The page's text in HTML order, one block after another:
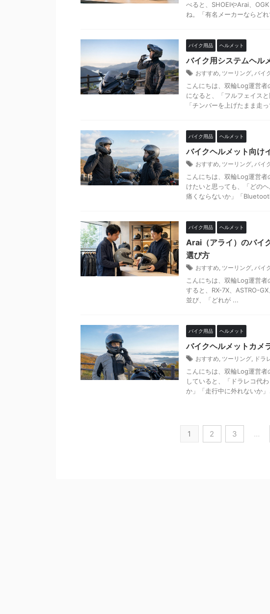
べると、SHOEIやArai、
ね。「有名メーカーならど
バイク用品 ヘルメット
バイク用システムヘル
おすすめ, ツーリング, バイ
こんにちは、双輪Log運営
になると、「フルフェイス
「チンバーを上げたまま走
バイク用品 ヘルメット
バイクヘルメット向け
おすすめ, ツーリング, バイ
こんにちは、双輪Log運営
けたいと思っても、「どの
痛くならないか」「
バイク用品 ヘルメット
Arai（アライ）のバイ
選び方
おすすめ, ツーリング, バイ
こんにちは、双輪Log運営
すると、RX-7X、ASTRO-
並び、「どれが ...
バイク用品 ヘルメット
バイクヘルメットカメ
おすすめ, ツーリング, ドラ
こんにちは、双輪Log運営
していると、「ドラレコ代
か」「走行中に外れないか
1 2 3 …